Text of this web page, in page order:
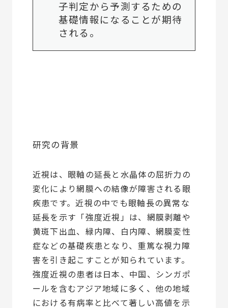
子判定から予測するための
基礎情報になることが期待
される。
研究の背景
近視は、眼軸の延長と水晶体の屈折力の
変化により網膜への結像が障害される眼
疾患です。近視の中でも眼軸長の異常な
延長を示す「強度近視」は、網膜剥離や
黄斑下出血、緑内障、白内障、網膜変性
症などの基礎疾患となり、重篤な視力障
害を引き起こすことが知られています。
強度近視の患者は日本、中国、シンガポ
ールを含むアジア地域に多く、他の地域
における有病率と比べて著しい高値を示